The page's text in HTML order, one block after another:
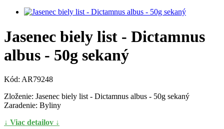
Jasenec biely list - Dictamnus
albus - 50g sekaný
Kód: AR79248
Zloženie: Jasenec biely list - Dictamnus albus - 50g sekaný
Zaradenie: Byliny
↓ Viac detailov ↓